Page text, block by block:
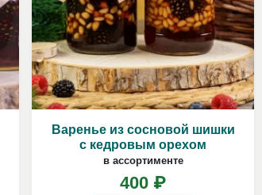
Варенье из сосновой шишки
с кедровым орехом
в ассортименте
400 ₽